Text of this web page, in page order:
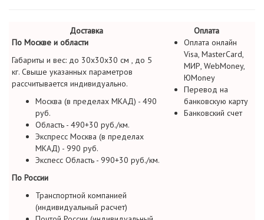
Доставка
Оплата
По Москве и области
Габариты и вес: до 30х30х30 см , до 5
кг. Свыше указанных параметров
рассчитывается индивидуально.
Москва (в пределах МКАД) - 490
руб.
Область - 490+30 руб./км.
Экспресс Москва (в пределах
МКАД) - 990 руб.
Экспесс Область - 990+30 руб./км.
По России
Транспортной компанией
(индивидуальный расчет)
Оплата онлайн
Visa, MasterCard,
МИР, WebMoney,
ЮMoney
Перевод на
банковскую карту
Банковский счет